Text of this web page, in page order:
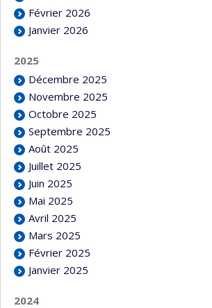
Février 2026
Janvier 2026
2025
Décembre 2025
Novembre 2025
Octobre 2025
Septembre 2025
Août 2025
Juillet 2025
Juin 2025
Mai 2025
Avril 2025
Mars 2025
Février 2025
Janvier 2025
2024